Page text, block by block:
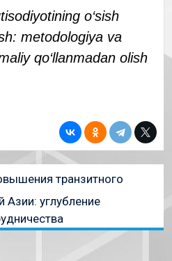
o‘sish
metodologiya va
qo‘llanmadan olish
транзитного
Азии: углубление